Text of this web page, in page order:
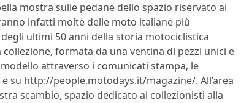
mostra sulle pedane dello spazio riservato ai
infatti molte delle moto italiane più
ultimi 50 anni della storia motociclistica
collezione, formata da una ventina di pezzi unici e
attraverso i comunicati stampa, le
su http://people.motodays.it/magazine/. All’area
scambio, spazio dedicato ai collezionisti alla